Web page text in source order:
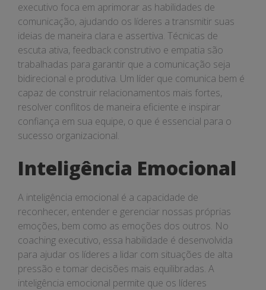
executivo foca em aprimorar as habilidades de
comunicação, ajudando os líderes a transmitir suas
ideias de maneira clara e assertiva. Técnicas de
escuta ativa, feedback construtivo e empatia são
trabalhadas para garantir que a comunicação seja
bidirecional e produtiva. Um líder que comunica bem é
capaz de construir relacionamentos mais fortes,
resolver conflitos de maneira eficiente e inspirar
confiança em sua equipe, o que é essencial para o
sucesso organizacional.
Inteligência Emocional
A inteligência emocional é a capacidade de
reconhecer, entender e gerenciar nossas próprias
emoções, bem como as emoções dos outros. No
coaching executivo, essa habilidade é desenvolvida
para ajudar os líderes a lidar com situações de alta
pressão e tomar decisões mais equilibradas. A
inteligência emocional permite que os líderes